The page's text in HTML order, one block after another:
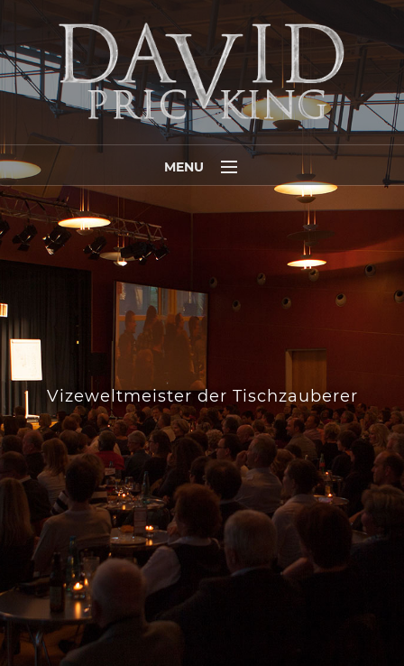
Vizeweltmeister der Tischzauberer
MENU
Home
Programme
Media
Termine
Auszeichnungen
5 Gründe …
Kontakt
News